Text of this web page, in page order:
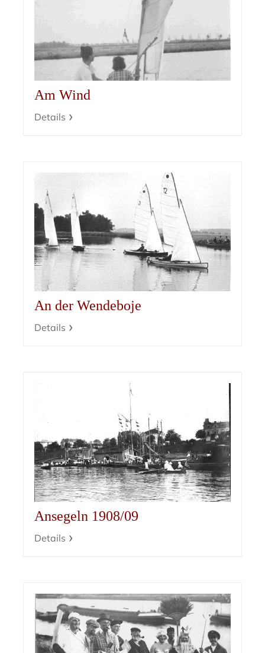
Am Wind
Details
An der Wendeboje
Details
Ansegeln 1908/09
Details